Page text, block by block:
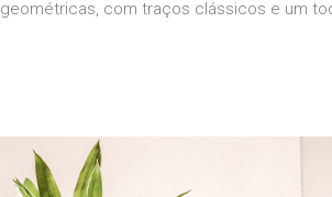
geométricas, com traços clássicos e um